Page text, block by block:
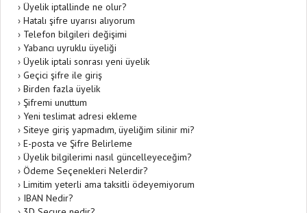
› Üyelik iptallinde ne olur?
› Hatalı şifre uyarısı alıyorum
› Telefon bilgileri değişimi
› Yabancı uyruklu üyeliği
› Üyelik iptali sonrası yeni üyelik
› Geçici şifre ile giriş
› Birden fazla üyelik
› Şifremi unuttum
› Yeni teslimat adresi ekleme
› Siteye giriş yapmadım, üyeliğim silinir mi?
› E-posta ve Şifre Belirleme
› Üyelik bilgilerimi nasıl güncelleyeceğim?
› Ödeme Seçenekleri Nelerdir?
› Limitim yeterli ama taksitli ödeyemiyorum
› IBAN Nedir?